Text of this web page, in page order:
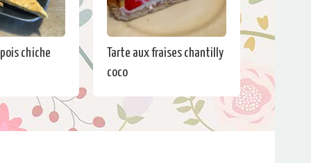
chiche
Tarte aux fraises chantilly
coco